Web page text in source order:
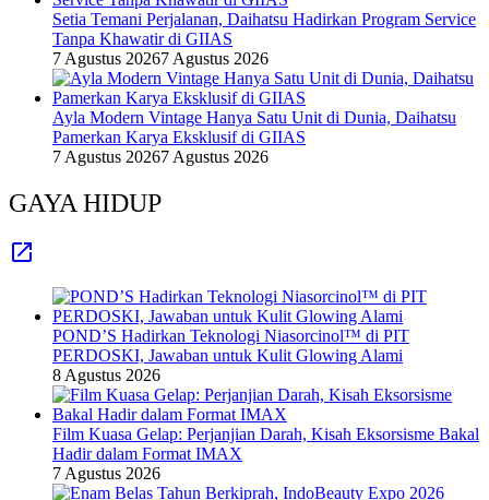
Setia Temani Perjalanan, Daihatsu Hadirkan Program Service
Tanpa Khawatir di GIIAS
7 Agustus 20267 Agustus 2026
Ayla Modern Vintage Hanya Satu Unit di Dunia, Daihatsu
Pamerkan Karya Eksklusif di GIIAS
7 Agustus 20267 Agustus 2026
GAYA HIDUP
POND’S Hadirkan Teknologi Niasorcinol™ di PIT
PERDOSKI, Jawaban untuk Kulit Glowing Alami
8 Agustus 2026
Film Kuasa Gelap: Perjanjian Darah, Kisah Eksorsisme Bakal
Hadir dalam Format IMAX
7 Agustus 2026